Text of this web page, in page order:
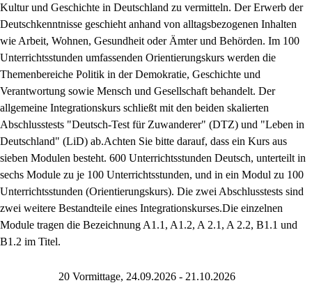
Kultur und Geschichte in Deutschland zu vermitteln. Der Erwerb der
Deutschkenntnisse geschieht anhand von alltagsbezogenen Inhalten
wie Arbeit, Wohnen, Gesundheit oder Ämter und Behörden. Im 100
Unterrichtsstunden umfassenden Orientierungskurs werden die
Themenbereiche Politik in der Demokratie, Geschichte und
Verantwortung sowie Mensch und Gesellschaft behandelt. Der
allgemeine Integrationskurs schließt mit den beiden skalierten
Abschlusstests "Deutsch-Test für Zuwanderer" (DTZ) und "Leben in
Deutschland" (LiD) ab.Achten Sie bitte darauf, dass ein Kurs aus
sieben Modulen besteht. 600 Unterrichtsstunden Deutsch, unterteilt in
sechs Module zu je 100 Unterrichtsstunden, und in ein Modul zu 100
Unterrichtsstunden (Orientierungskurs). Die zwei Abschlusstests sind
zwei weitere Bestandteile eines Integrationskurses.Die einzelnen
Module tragen die Bezeichnung A1.1, A1.2, A 2.1, A 2.2, B1.1 und
B1.2 im Titel.
20 Vormittage, 24.09.2026 - 21.10.2026